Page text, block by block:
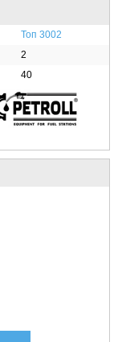
Топ 3002
2
40